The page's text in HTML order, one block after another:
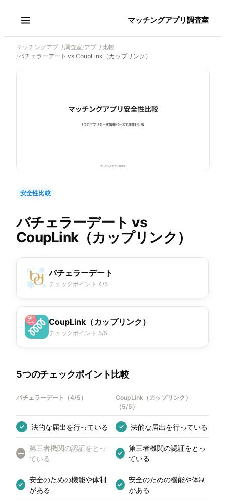
マッチングアプリ調査室
マッチングアプリ調査室/アプリ比較
/バチェラーデート vs CoupLink（カップリンク）
安全性比較
バチェラーデート vs
CoupLink（カップリンク）
バチェラーデート
チェックポイント 4/5
CoupLink（カップリンク）
チェックポイント 5/5
5つのチェックポイント比較
バチェラーデート （4/5 ）
CoupLink（カップリンク）
（5/5 ）
✓ 法的な届出を行っている ✓ 法的な届出を行っている
—
第三者機関の認証をとっ
ている
✓
第三者機関の認証をとっ
ている
✓
安全のための機能や体制
がある
✓
安全のための機能や体制
がある